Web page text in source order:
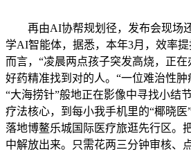
再由AI协帮规划径，发布会现场还
学AI智能体，据悉，本年3月，效率
而言，“凌晨两点孩子突发高烧，正
好药精准找到对的人。“一位难治性
“大海捞针”般地正在影像中寻找小结
疗法核心，到每小我手机里的“椰晓
落地博鳌乐城国际医疗旅逛先行区。
中解放出来。只需花两三分钟审核